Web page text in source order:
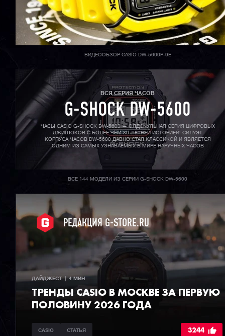
ВИДЕООБЗОР CASIO DW-5600P-9E
ВСЯ СЕРИЯ ЧАСОВ
G-SHOCK DW-5600
ЧАСЫ CASIO G-SHOCK DW-5600 — ОЛДСКУЛЬНАЯ СЕРИЯ ЦИФРОВЫХ
ДЖИШОКОВ С БОЛЕЕ ЧЕМ 30-ЛЕТНЕЙ ИСТОРИЕЙ! СИЛУЭТ
КОРПУСА ЧАСОВ DW-5600 ДАВНО СТАЛ КЛАССИКОЙ И ЯВЛЯЕТСЯ
ОДНИМ ИЗ САМЫХ УЗНАВАЕМЫХ В МИРЕ НАРУЧНЫХ ЧАСОВ
ВСЕ 144 МОДЕЛИ ИЗ СЕРИИ G-SHOCK DW-5600
РЕДАКЦИЯ G-STORE.RU
ДАЙДЖЕСТ  |  4 МИН
ТРЕНДЫ CASIO В МОСКВЕ ЗА ПЕРВУЮ
ПОЛОВИНУ 2026 ГОДА
CASIO СТАТЬЯ 3244